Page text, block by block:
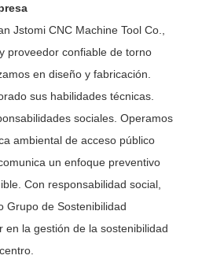
Jstomi CNC Machine Tool Co.,
proveedor confiable de torno
en diseño y fabricación.
sus habilidades técnicas.
sociales. Operamos
ambiental de acceso público
un enfoque preventivo
Con responsabilidad social,
Grupo de Sostenibilidad
en la gestión de la sostenibilidad